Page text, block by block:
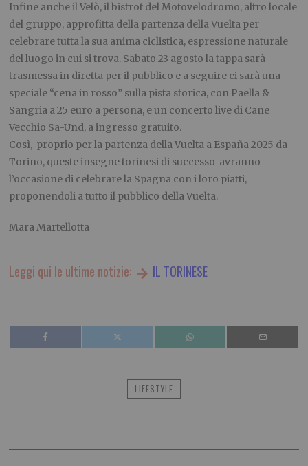
Infine anche il Velò, il bistrot del Motovelodromo, altro locale
del gruppo, approfitta della partenza della Vuelta per
celebrare tutta la sua anima ciclistica, espressione naturale
del luogo in cui si trova. Sabato 23 agosto la tappa sarà
trasmessa in diretta per il pubblico e a seguire ci sarà una
speciale “cena in rosso” sulla pista storica, con Paella &
Sangria a 25 euro a persona, e un concerto live di Cane
Vecchio Sa-Und, a ingresso gratuito.
Così, proprio per la partenza della Vuelta a España 2025 da
Torino, queste insegne torinesi di successo avranno
l’occasione di celebrare la Spagna con i loro piatti,
proponendoli a tutto il pubblico della Vuelta.
Mara Martellotta
Leggi qui le ultime notizie: IL TORINESE
LIFESTYLE